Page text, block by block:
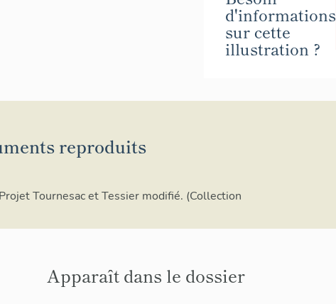
d'informations
sur cette
illustration ?
reproduits
Tournesac et Tessier modifié. (Collection
Apparaît dans le dossier